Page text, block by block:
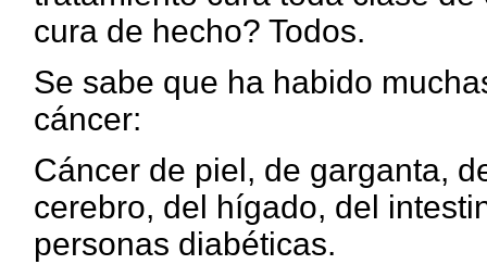
cura de hecho? Todos.
Se sabe que ha habido
cáncer:
Cáncer de piel, de garganta,
cerebro, del hígado, del
personas diabéticas.